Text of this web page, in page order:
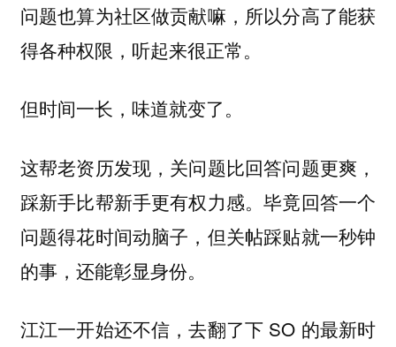
问题也算为社区做贡献嘛，所以分高了能获
得各种权限，听起来很正常。
但时间一长，味道就变了。
这帮老资历发现，关问题比回答问题更爽，
踩新手比帮新手更有权力感。毕竟回答一个
问题得花时间动脑子，但关帖踩贴就一秒钟
的事，还能彰显身份。
江江一开始还不信，去翻了下 SO 的最新时